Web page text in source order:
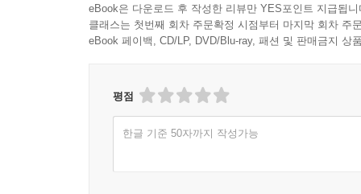
1,000원 이상 구매 후 한줄평 작성 시 일반회원 50원, 마니
eBook은 다운로드 후 작성한 리뷰만 YES포인트 지급됩니
클래스는 첫번째 회차 주문확정 시점부터 마지막 회차 주
평점